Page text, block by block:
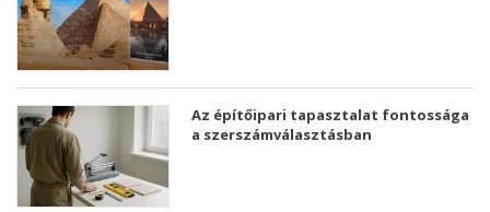
Az építőipari tapasztalat fontossága
a szerszámválasztásban